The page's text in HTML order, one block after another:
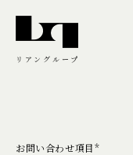
リアングループ
お問い合わせ項目*